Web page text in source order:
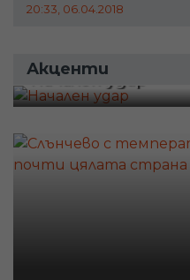
20:33, 06.04.2018
Акценти
Начален удар